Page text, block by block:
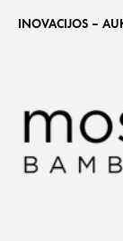
INOVACIJOS –